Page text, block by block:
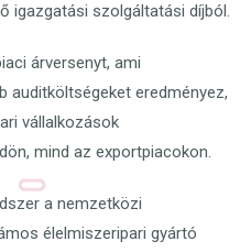
igazgatási szolgáltatási díjból.
árversenyt, ami
auditköltségeket eredményez,
vállalkozások
mind az exportpiacokon.
a nemzetközi
élelmiszeripari gyártó